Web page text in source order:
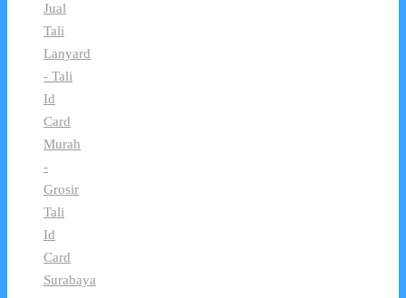
Jual
Tali
Lanyard
- Tali
Id
Card
Murah
-
Grosir
Tali
Id
Card
Surabaya